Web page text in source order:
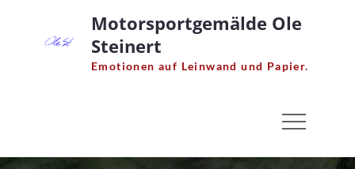
Motorsportgemälde Ole
Steinert
Emotionen auf Leinwand und Papier.